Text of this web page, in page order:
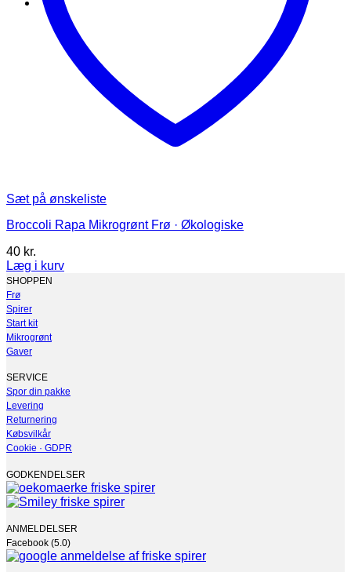
Sæt på ønskeliste
Broccoli Rapa Mikrogrønt Frø · Økologiske
40 kr.
Læg i kurv
Dette
vare
har
flere
varianter.
Mulighederne
vælges
på
varesiden
SHOPPEN
Frø
Spirer
Start kit
Mikrogrønt
Gaver
SERVICE
Spor din pakke
Levering
Returnering
Købsvilkår
Cookie · GDPR
GODKENDELSER
ANMELDELSER
Facebook (5.0)